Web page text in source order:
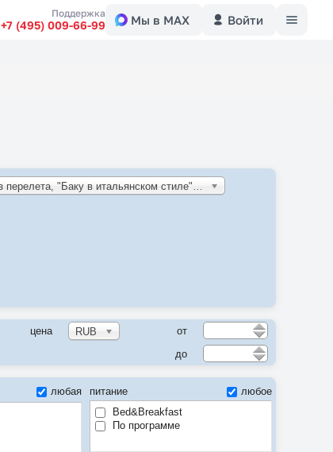
Поддержка
+7 (495) 009-66-99 Мы в MAX Войти
Азербайджан: Без перелета, "Баку в итальянском стиле" (RD)
цена RUB
от
до
любая
питание
любое
Bed&Breakfast
По программе